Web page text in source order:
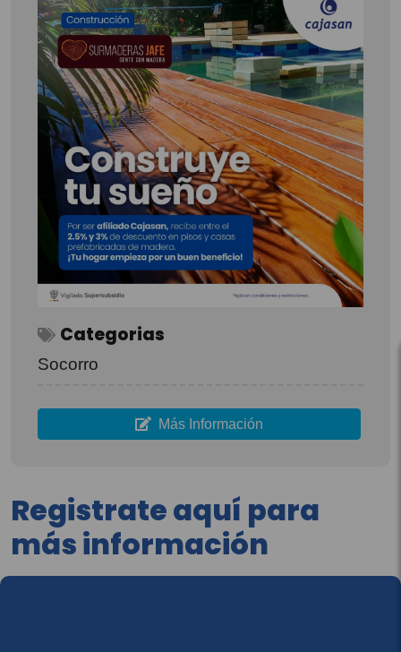
Categorias
Socorro
Más Información
Registrate aquí para
más información